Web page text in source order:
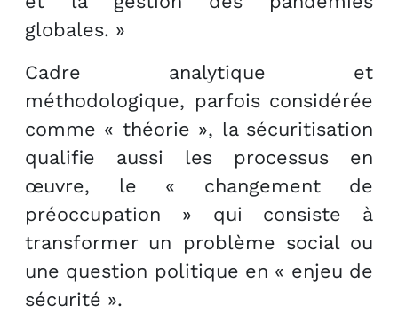
globales. »
Cadre analytique et
méthodologique, parfois considérée
comme « théorie », la sécuritisation
qualifie aussi les processus en
œuvre, le « changement de
préoccupation » qui consiste à
transformer un problème social ou
une question politique en « enjeu de
sécurité ».